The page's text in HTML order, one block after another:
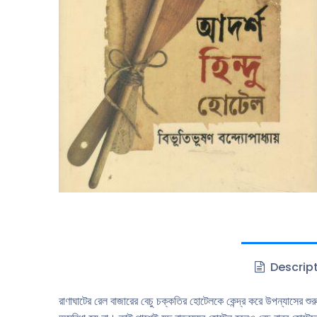
রাণাঘাটের রেল বাজারের বেচু চক্কতির হােটেলকে কেন্দ্র করে